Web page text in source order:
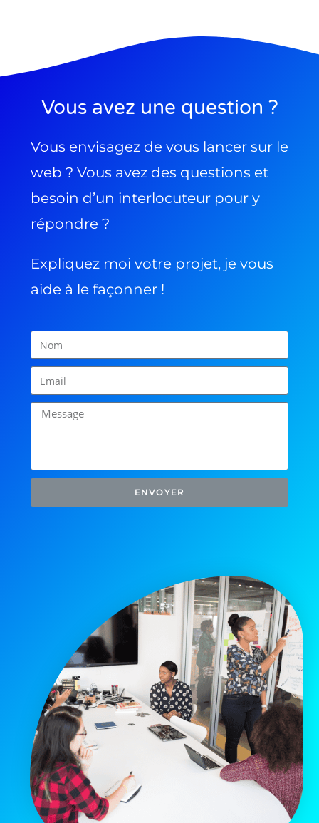
Vous avez une question ?
Vous envisagez de vous lancer sur le
web ? Vous avez des questions et
besoin d’un interlocuteur pour y
répondre ?
Expliquez moi votre projet, je vous
aide à le façonner !
ENVOYER